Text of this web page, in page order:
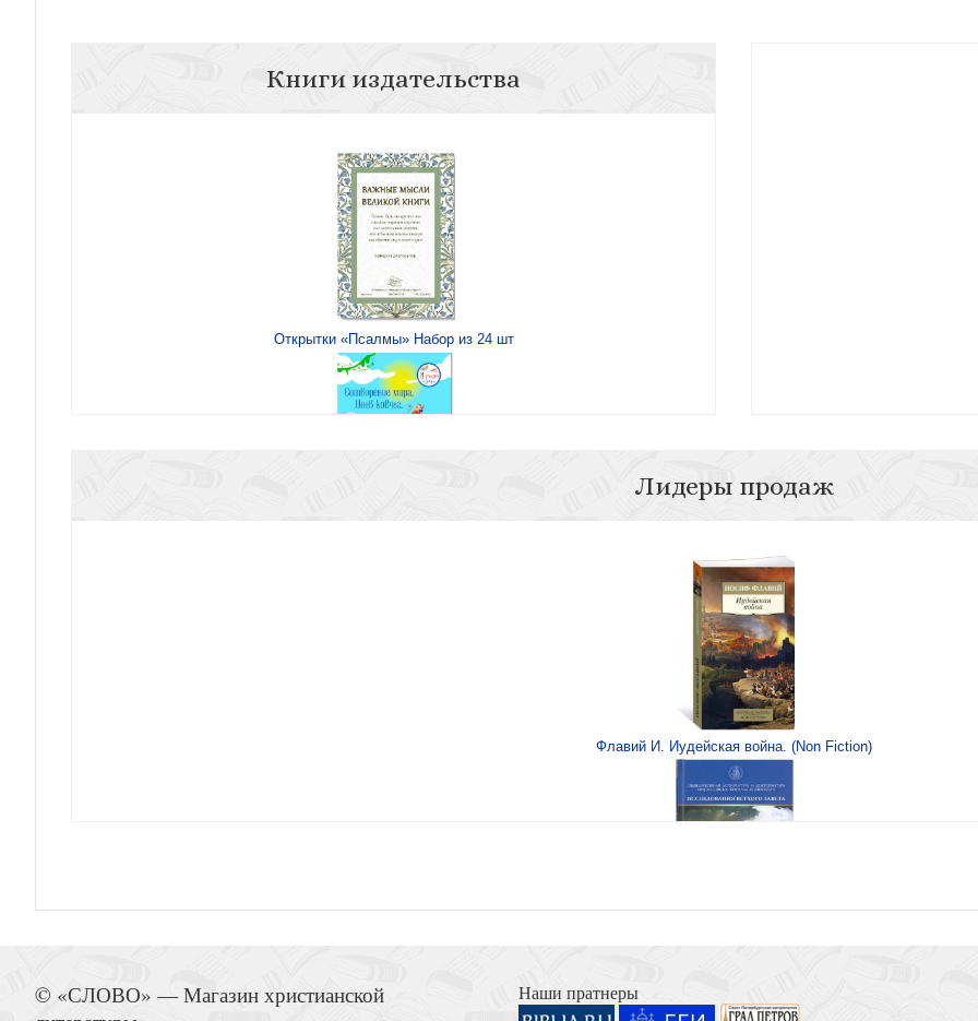
Книги издательства
Открытки «Псалмы» Набор из 24 шт
Индексы для Библии с прорезкой. Расцветка 12 (бело-розовые) 995
Лидеры продаж
Флавий И. Иудейская война. (Non Fiction)
Книга Иисуса Навина
© «СЛОВО» — Магазин христианской
Наши пратнеры